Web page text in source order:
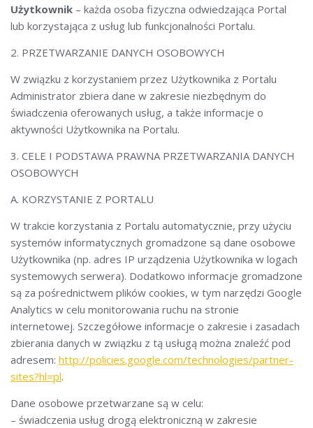
Użytkownik – każda osoba fizyczna odwiedzająca Portal
lub korzystająca z usług lub funkcjonalności Portalu.
2. PRZETWARZANIE DANYCH OSOBOWYCH
W związku z korzystaniem przez Użytkownika z Portalu
Administrator zbiera dane w zakresie niezbędnym do
świadczenia oferowanych usług, a także informacje o
aktywności Użytkownika na Portalu.
3. CELE I PODSTAWA PRAWNA PRZETWARZANIA DANYCH
OSOBOWYCH
A. KORZYSTANIE Z PORTALU
W trakcie korzystania z Portalu automatycznie, przy użyciu
systemów informatycznych gromadzone są dane osobowe
Użytkownika (np. adres IP urządzenia Użytkownika w logach
systemowych serwera). Dodatkowo informacje gromadzone
są za pośrednictwem plików cookies, w tym narzędzi Google
Analytics w celu monitorowania ruchu na stronie
internetowej. Szczegółowe informacje o zakresie i zasadach
zbierania danych w związku z tą usługą można znaleźć pod
adresem: http://policies.google.com/technologies/partner-
sites?hl=pl.
Dane osobowe przetwarzane są w celu:
– świadczenia usług drogą elektroniczną w zakresie